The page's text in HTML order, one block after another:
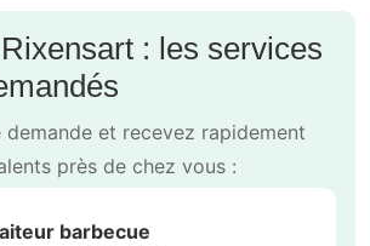
: les services
demande et recevez rapidement
près de chez vous :
barbecue